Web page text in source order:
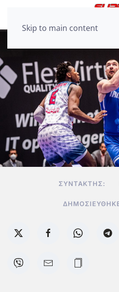
Skip to main content
ΣΥΝΤΆΚΤΗΣ: